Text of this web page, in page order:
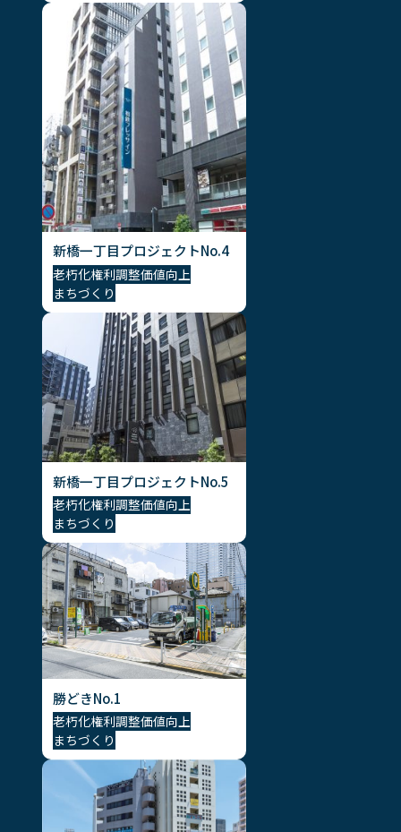
新橋一丁目プロジェクトNo.4
老朽化権利調整価値向上
まちづくり
新橋一丁目プロジェクトNo.5
老朽化権利調整価値向上
まちづくり
勝どきNo.1
老朽化権利調整価値向上
まちづくり